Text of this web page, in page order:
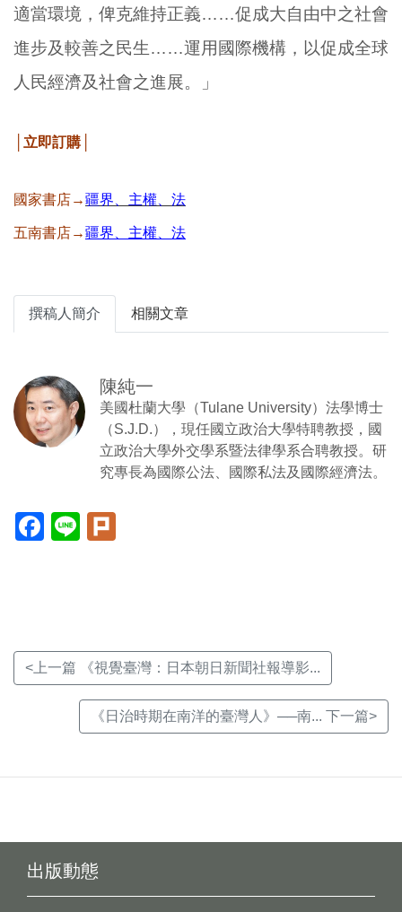
適當環境，俾克維持正義……促成大自由中之社會
進步及較善之民生……運用國際機構，以促成全球
人民經濟及社會之進展。」
│立即訂購│
國家書店→疆界、主權、法
五南書店→疆界、主權、法
撰稿人簡介 相關文章
陳純一
美國杜蘭大學（Tulane University）法學博士
（S.J.D.），現任國立政治大學特聘教授，國
立政治大學外交學系暨法律學系合聘教授。研
究專長為國際公法、國際私法及國際經濟法。
Facebook(另
開
Line(另
開
<上一篇 《視覺臺灣：日本朝日新聞社報導影...
《日治時期在南洋的臺灣人》──南... 下一篇>
出版動態